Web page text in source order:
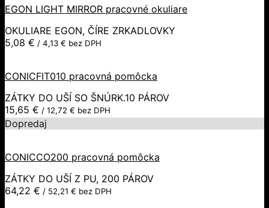
EGON LIGHT MIRROR pracovné okuliare
OKULIARE EGON, ČÍRE ZRKADLOVKY
5,08 € / 4,13 € bez DPH
CONICFIT010 pracovná pomôcka
ZÁTKY DO UŠÍ SO ŠNÚRK.10 PÁROV
15,65 € / 12,72 € bez DPH
Dopredaj
CONICCO200 pracovná pomôcka
ZÁTKY DO UŠÍ Z PU, 200 PÁROV
64,22 € / 52,21 € bez DPH